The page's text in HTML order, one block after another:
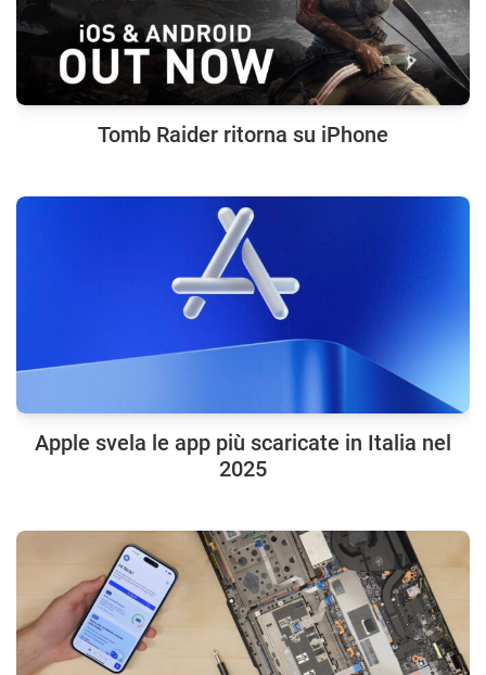
Tomb Raider ritorna su iPhone
Apple svela le app più scaricate in Italia nel
2025